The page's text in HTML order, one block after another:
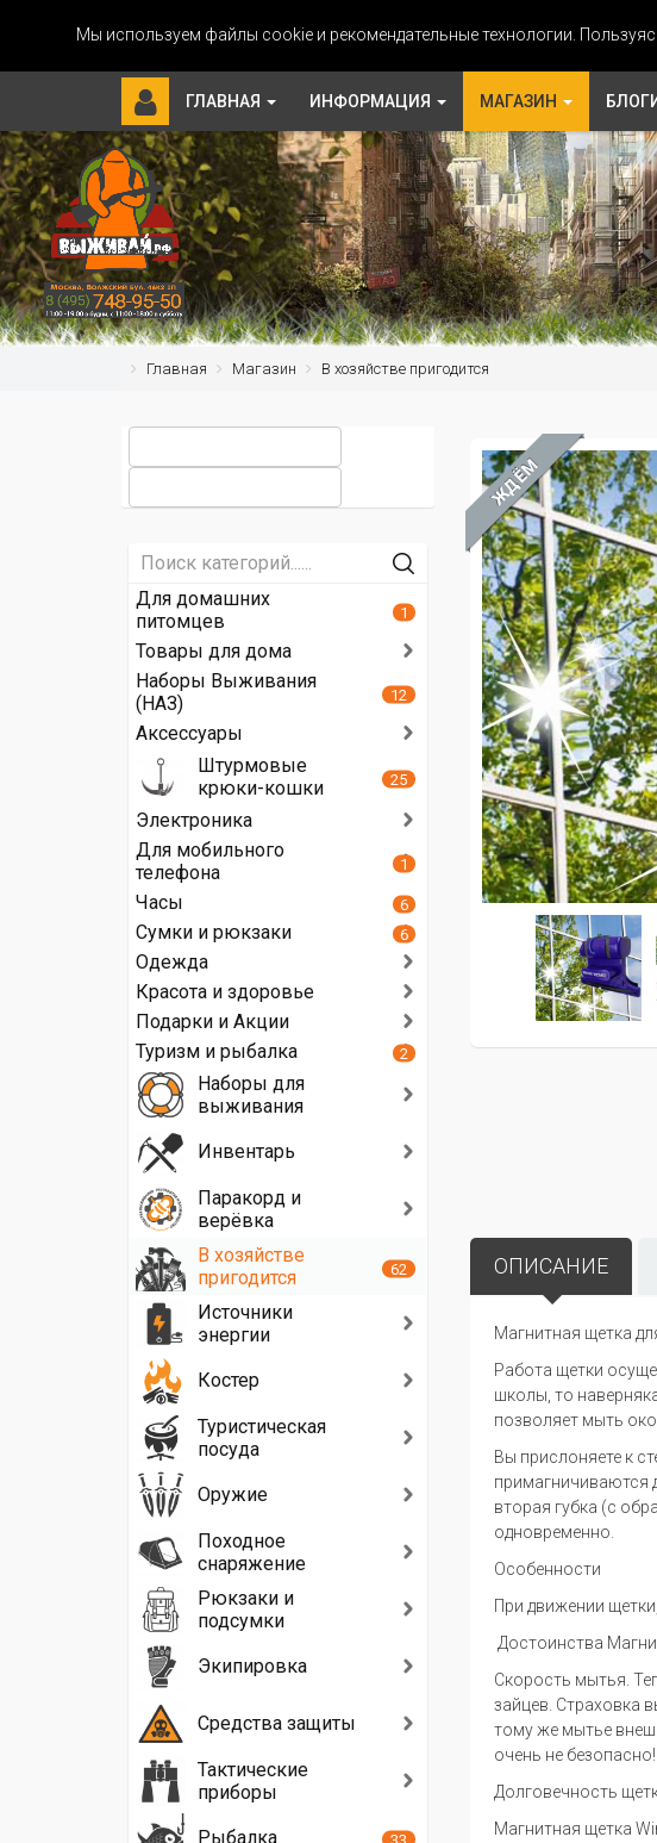
Мы используем файлы cookie и рекомендательные технологии.
ГЛАВНАЯ ИНФОРМАЦИЯ МАГАЗИН БЛОГИ
Главная Магазин В хозяйстве пригодится
ЖДЁМ
ОПИСАНИЕ
Магнитная щетка
Работа щетки
школы, то
позволяет мыть
Вы прислоняете к
примагничиваются
вторая губка (с
одновременно.
Особенности
При движении
Достоинства
Скорость мытья.
зайцев. Страховка
тому же мытье
очень не безопасно!
Долговечность
Магнитная щетка
Для домашних
питомцев
1
Товары для дома
Наборы Выживания
(НАЗ)
12
Аксессуары
Штурмовые
крюки-кошки
25
Электроника
Для мобильного
телефона
1
Часы 6
Сумки и рюкзаки 6
Одежда
Красота и здоровье
Подарки и Акции
Туризм и рыбалка
2
Наборы для
выживания
Инвентарь
Паракорд и
верёвка
В хозяйстве
пригодится
62
Источники
энергии
Костер
Туристическая
посуда
Оружие
Походное
снаряжение
Рюкзаки и
подсумки
Экипировка
Средства защиты
Тактические
приборы
Рыбалка
33